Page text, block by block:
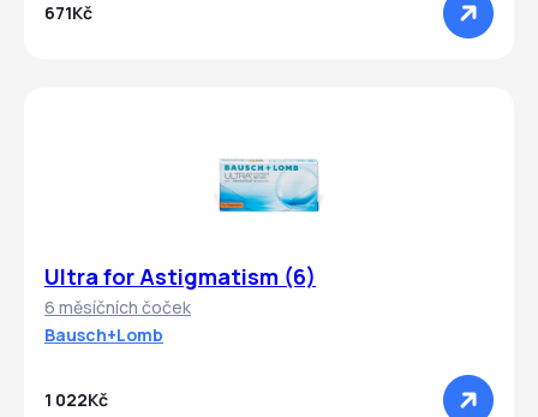
671Kč
Ultra for Astigmatism (6)
6 měsíčních čoček
Bausch+Lomb
1 022Kč